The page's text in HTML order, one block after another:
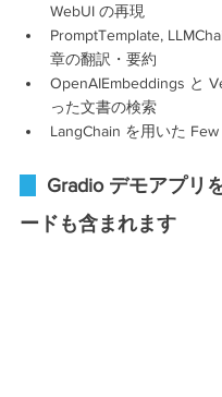
WebUI の再現
PromptTemplate,
章の翻訳・要約
OpenAIEmbeddings と
った文書の検索
LangChain を用いた
Gradio デモアプリ
ードも含まれます